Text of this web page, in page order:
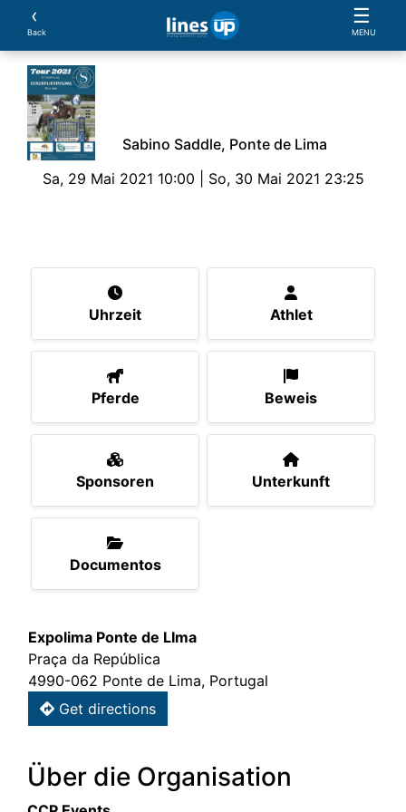
‹
Back
☰
MENU
Sabino Saddle, Ponte de Lima
Sa, 29 Mai 2021 10:00 | So, 30 Mai 2021 23:25
Uhrzeit Athlet
Pferde Beweis
Sponsoren Unterkunft
Documentos
Expolima Ponte de LIma
Praça da República
4990-062 Ponte de Lima, Portugal
Get directions
Über die Organisation